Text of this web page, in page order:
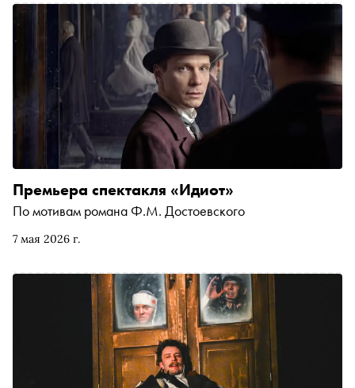
спектакля Сергея Тонышева «Идиот» на Основной
сцене Московского драматического театра им. А. С.
Пушкина, которые пройдут 13 и 14 мая, «Сноб»
предлагает проверить, насколько хорошо вы помните
один из самых болезненных и точных романов русской
литературы
7 мая 2026 г.
Премьера спектакля «Идиот»
По мотивам романа Ф.М. Достоевского